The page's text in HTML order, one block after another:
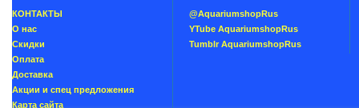
КОНТАКТЫ
О нас
Скидки
Oплатa
Доставка
Акции и спец предложения
Карта сайта
@AquariumshopRus
YTube AquariumshopRus
Tumblr AquariumshopRus